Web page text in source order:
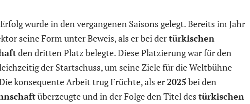
wurde in den vergangenen Saisons gelegt. Bereits im Jahr
seine Form unter Beweis, als er bei dertürkischen
den dritten Platz belegte. Diese Platzierung war für den
der Startschuss, um seine Ziele für die Weltbühne
konsequente Arbeit trug Früchte, als er 2025 bei den
überzeugte und in der Folge den Titel des türkischen